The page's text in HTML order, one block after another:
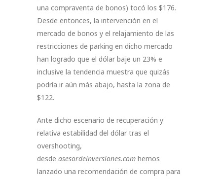
una compraventa de bonos) tocó los $176.
Desde entonces, la intervención en el
mercado de bonos y el relajamiento de las
restricciones de parking en dicho mercado
han logrado que el dólar baje un 23% e
inclusive la tendencia muestra que quizás
podría ir aún más abajo, hasta la zona de
$122.
Ante dicho escenario de recuperación y
relativa estabilidad del dólar tras el
overshooting,
desde asesordeinversiones.comhemos
lanzado una recomendación de compra para